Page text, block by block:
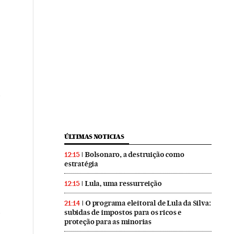
ÚLTIMAS NOTICIAS
12:15
Bolsonaro, a destruição como
estratégia
12:15 Lula, uma ressurreição
21:14
O programa eleitoral de Lula da Silva:
subidas de impostos para os ricos e
proteção para as minorias